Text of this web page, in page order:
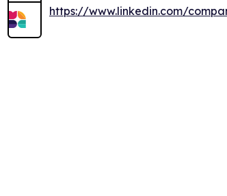
https://www.linkedin.com/